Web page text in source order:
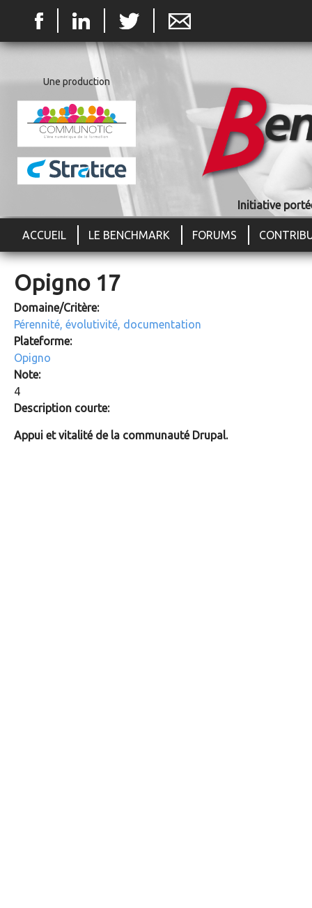
Initiative
Une production
ACCUEIL LE BENCHMARK FORUMS
Opigno 17
Domaine/Critère:
Pérennité, évolutivité, documentation
Plateforme:
Opigno
Note:
4
Description courte:
Appui et vitalité de la communauté Drupal.